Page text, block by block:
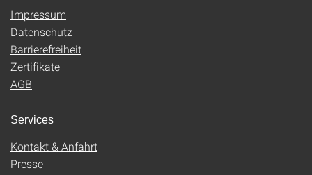
Impressum
Datenschutz
Barrierefreiheit
Zertifikate
AGB
Services
Kontakt & Anfahrt
Presse